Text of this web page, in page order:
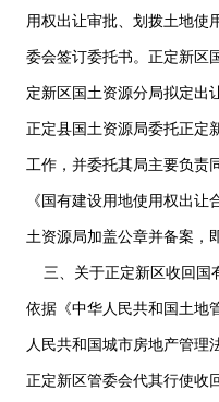
用权出让审批、划拨土地使
委会签订委托书。正定新区
定新区国土资源分局拟定出
正定县国土资源局委托正定
工作，并委托其局主要负责
《国有建设用地使用权出
土资源局加盖公章并备案，
三、关于正定新区收回国
依据《中华人民共和国土地
人民共和国城市房地产管理
正定新区管委会代其行使收